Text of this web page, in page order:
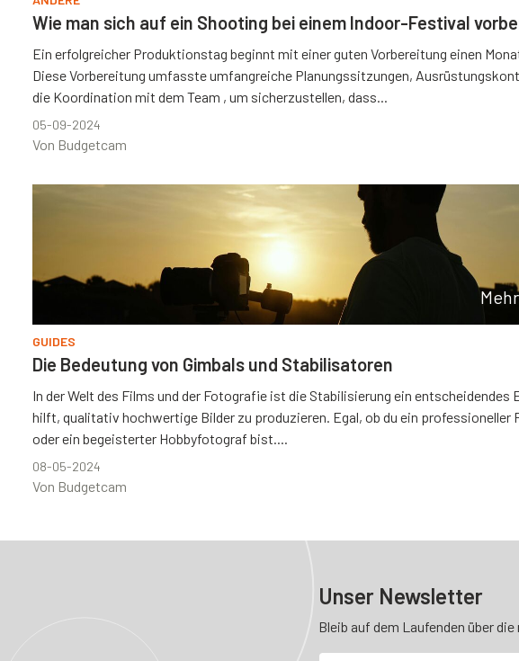
Wie man sich auf ein Shooting bei einem Indoor-Festival
Ein erfolgreicher Produktionstag beginnt mit einer guten Vorbereitung einen
Diese Vorbereitung umfasste umfangreiche Planungssitzungen,
die Koordination mit dem Team , um sicherzustellen, dass...
05-09-2024
Von Budgetcam
GUIDES
Die Bedeutung von Gimbals und Stabilisatoren
In der Welt des Films und der Fotografie ist die Stabilisierung ein entscheidendes
hilft, qualitativ hochwertige Bilder zu produzieren. Egal, ob du ein professioneller
oder ein begeisterter Hobbyfotograf bist....
08-05-2024
Von Budgetcam
Unser Newsletter
Bleib auf dem Laufenden über